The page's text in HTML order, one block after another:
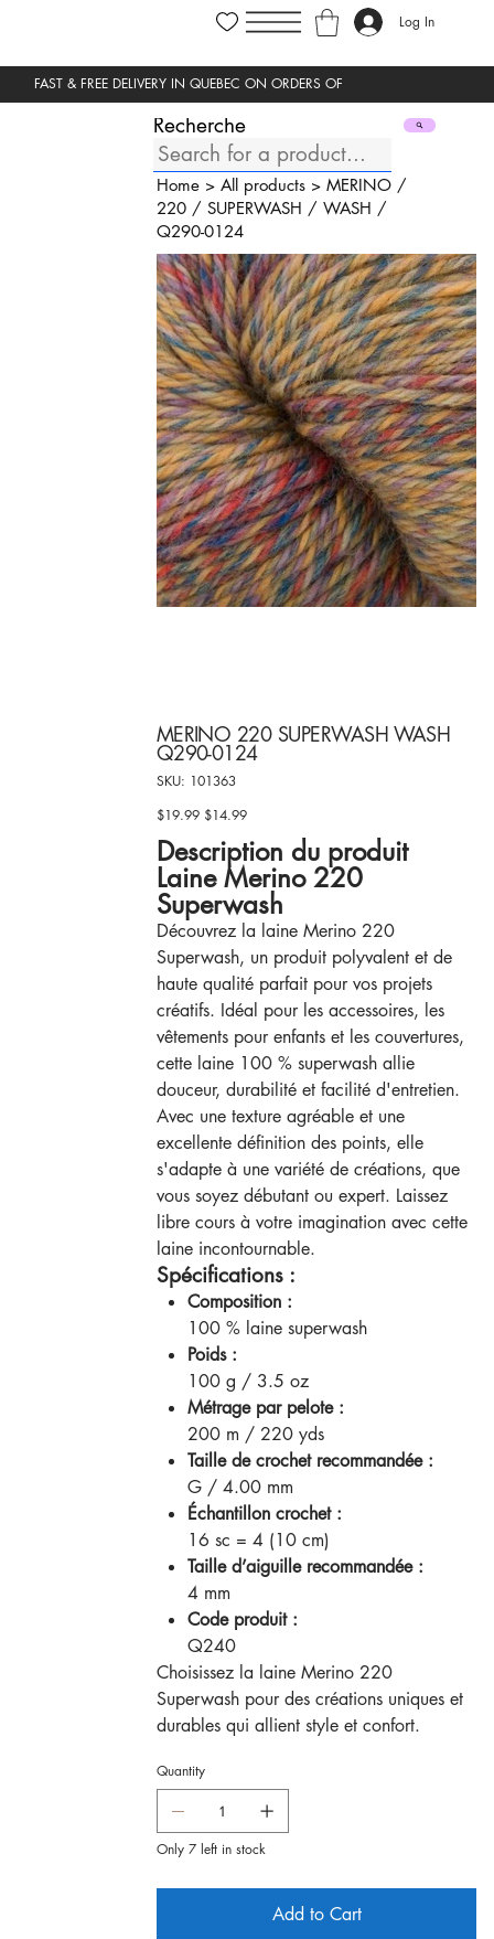
Log In
Recherche
Home> All products> MERINO /
220 / SUPERWASH / WASH /
Q290-0124
MERINO 220 SUPERWASH WASH
Q290-0124
SKU:
SKU
101363
101363
Original
price
$19.99 Sale
price
$14.99
Description du produit
Laine Merino 220
Superwash
Découvrez la laine Merino 220
Superwash, un produit polyvalent et de
haute qualité parfait pour vos projets
créatifs. Idéal pour les accessoires, les
vêtements pour enfants et les couvertures,
cette laine 100 % superwash allie
douceur, durabilité et facilité d'entretien.
Avec une texture agréable et une
excellente définition des points, elle
s'adapte à une variété de créations, que
vous soyez débutant ou expert. Laissez
libre cours à votre imagination avec cette
laine incontournable.
Spécifications :
Composition :
100 % laine superwash
Poids :
100 g / 3.5 oz
Métrage par pelote :
200 m / 220 yds
Taille de crochet recommandée :
G / 4.00 mm
Échantillon crochet :
16 sc = 4 (10 cm)
Taille d’aiguille recommandée :
4 mm
Code produit :
Q240
Choisissez la laine Merino 220
Superwash pour des créations uniques et
durables qui allient style et confort.
Quantity
Only 7 left in stock
Add to Cart